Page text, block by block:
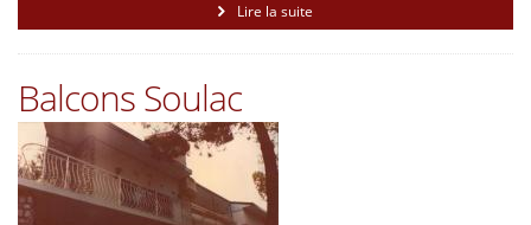
Lire la suite
Balcons Soulac